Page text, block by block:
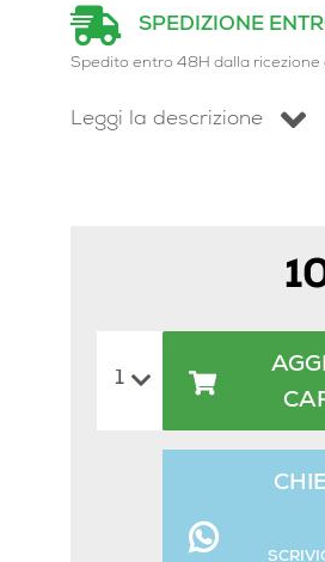
SPEDIZIONE
Spedito entro 48H dalla ricezione
Leggi la descrizione